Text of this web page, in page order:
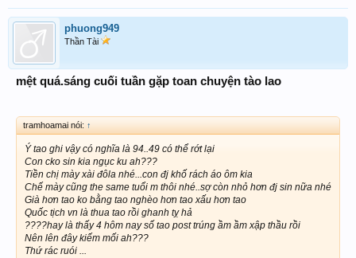
phuong949
Thần Tài
mệt quá.sáng cuối tuần gặp toan chuyện tào lao
tramhoamai nói: ↑
Ý tao ghi vậy có nghĩa là 94..49 có thể rớt lại
Con cko sin kia ngục ku ah???
Tiền chị mày xài đôla nhé...con đj khố rách áo ôm kia
Chế mày cũng the same tuổi m thôi nhé..sợ còn nhỏ hơn đj sin nữa nhé
Già hơn tao ko bằng tao nghèo hơn tao xấu hơn tao
Quốc tịch vn là thua tao rồi ghanh tỵ hả
????hay là thấy 4 hôm nay số tao post trúng ầm ầm xập thầu rồi
Nên lên đây kiếm mối ah???
Thứ rác ruói ...